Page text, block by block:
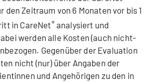
den Zeitraum von 6 Monaten vor bis 1
in CareNet+analysiert und
werden alle Kosten (auch nicht-
Gegenüber der Evaluation
nicht (nur) über Angaben der
und Angehörigen zu den in